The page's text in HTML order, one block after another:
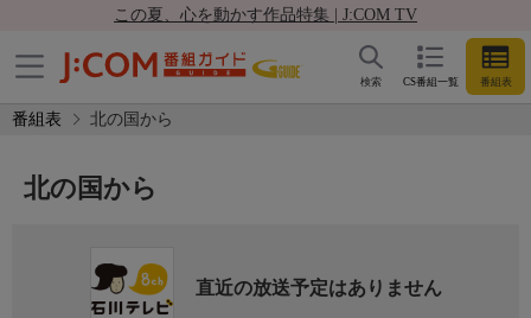
この夏、心を動かす作品特集 | J:COM TV
CS番組一覧 番組表
検索
番組表 北の国から
北の国から
直近の放送予定はありません